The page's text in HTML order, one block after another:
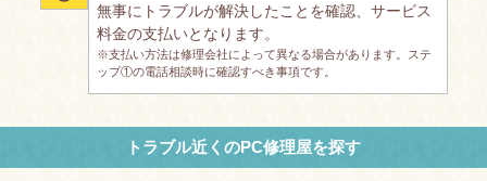
無事にトラブルが解決したことを確認、サービス
料金の支払いとなります。
※支払い方法は修理会社によって異なる場合があります。ステ
ップ①の電話相談時に確認すべき事項です。
トラブル近くのPC修理屋を探す